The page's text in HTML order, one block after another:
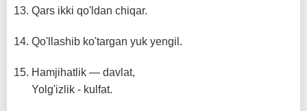
Qars ikki qo'ldan chiqar.
Qo'llashib ko'targan yuk yengil.
Hamjihatlik — davlat,
Yolg'izlik - kulfat.